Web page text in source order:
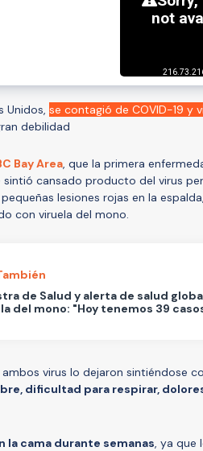
Unidos, se contagió de COVID-19 y
debilidad
Bay Area, que la primera
sintió cansado producto del virus
lesiones rojas en la
con viruela del mono.
de Salud y alerta de salud
del mono: "Hoy tenemos 39
virus lo dejaron sintiéndose
dificultad para respirar,
cama durante semanas, ya que